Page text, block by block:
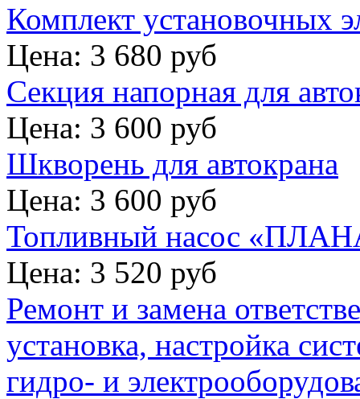
Комплект установочных
Цена: 3 680 руб
Секция напорная для
Цена: 3 600 руб
Шкворень для автокрана
Цена: 3 600 руб
Топливный насос
Цена: 3 520 руб
Ремонт и замена
установка, настройка
гидро- и